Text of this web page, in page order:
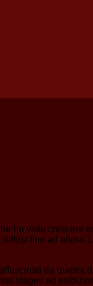
ha visto crescere
fino ad allora.
da questa
stages ed